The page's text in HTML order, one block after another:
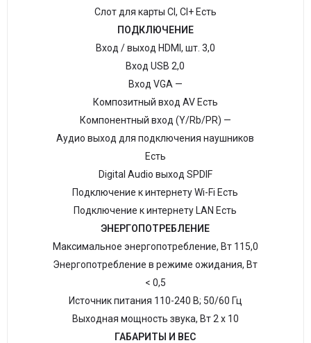
Слот для карты CI, CI+ Есть
ПОДКЛЮЧЕНИЕ
Вход / выход HDMI, шт. 3,0
Вход USB 2,0
Вход VGA —
Композитный вход AV Есть
Компонентный вход (Y/Rb/PR) —
Аудио выход для подключения наушников
Есть
Digital Audio выход SPDIF
Подключение к интернету Wi-Fi Есть
Подключение к интернету LAN Есть
ЭНЕРГОПОТРЕБЛЕНИЕ
Максимальное энергопотребление, Вт 115,0
Энергопотребление в режиме ожидания, Вт
< 0,5
Источник питания 110-240 В; 50/60 Гц
Выходная мощность звука, Вт 2 x 10
ГАБАРИТЫ И ВЕС